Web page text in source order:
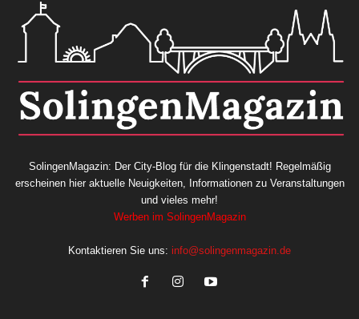
SolingenMagazin: Der City-Blog für die Klingenstadt! Regelmäßig
erscheinen hier aktuelle Neuigkeiten, Informationen zu Veranstaltungen
und vieles mehr!
Werben im SolingenMagazin
Kontaktieren Sie uns: info@solingenmagazin.de